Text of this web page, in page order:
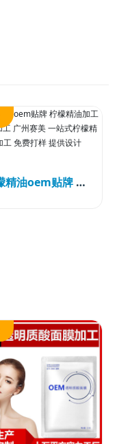
柠檬精油oem贴牌 柠檬精油加工贴牌代加工 广州赛美 一站式柠檬精油oem加工 免费打样 提供设计